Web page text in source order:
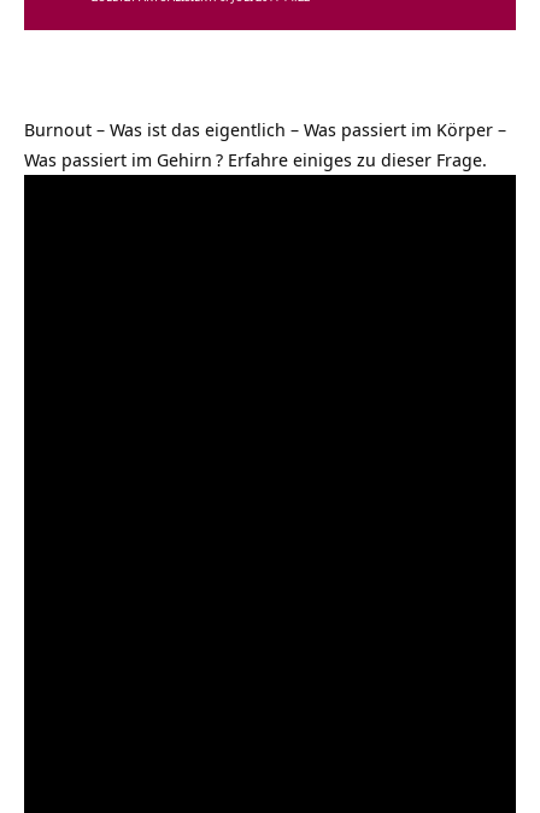
Burnout – Was ist das eigentlich – Was passiert im Körper –
Was passiert im Gehirn ? Erfahre einiges zu dieser Frage.